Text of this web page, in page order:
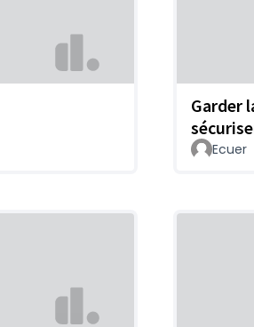
Garder
Ecuer